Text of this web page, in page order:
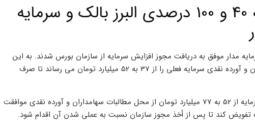
صدور مجوز افزایش سرمایه 40 و 100 درصدی البرز بالک و سرمایه
مدار موفق به دریافت مجوز افزایش سرمایه از سازمان بورس شدند. به این
با تامین مالی از محل مطالبات سهامداران و آورده نقدی سرمایه فعلی را از 37 به 52 میلیارد تومان می رساند تا صرف
همچنین مجمع فوق العاده می تواند با انجام افزایش سرمایه از 52 به 77 میلیارد تومان از محل مطالبات سهامداران و آورده نقدی موافقت